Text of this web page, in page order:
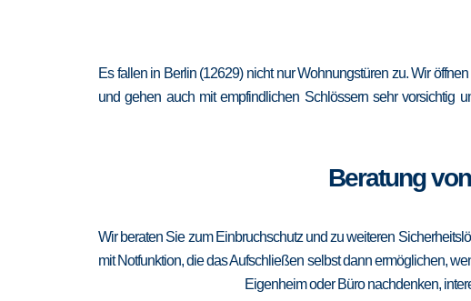
Es fallen in Berlin (12629) nicht nur Wohnungstüren zu. Wir
und gehen auch mit empfindlichen Schlössern sehr vorsichtig
Beratung
Wir beraten Sie zum Einbruchschutz und zu weiteren
mit Notfunktion, die das Aufschließen selbst dann ermöglichen,
Eigenheim oder Büro nachdenken,